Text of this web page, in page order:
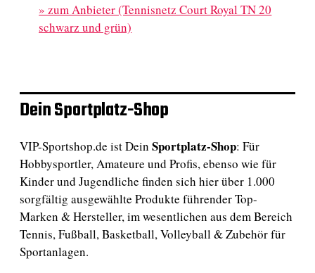
»zum Anbieter (Tennisnetz Court Royal TN 20
schwarz und grün)
Dein Sportplatz-Shop
VIP-Sportshop.de ist Dein Sportplatz-Shop: Für
Hobbysportler, Amateure und Profis, ebenso wie für
Kinder und Jugendliche finden sich hier über 1.000
sorgfältig ausgewählte Produkte führender Top-
Marken & Hersteller, im wesentlichen aus dem Bereich
Tennis, Fußball, Basketball, Volleyball & Zubehör für
Sportanlagen.